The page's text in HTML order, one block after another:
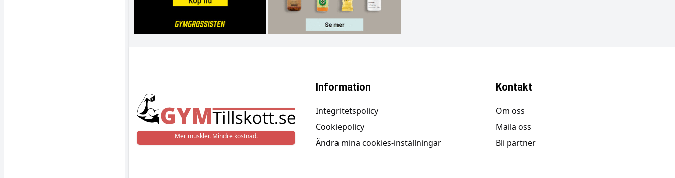
Mer muskler. Mindre kostnad.
Information
Integritetspolicy
Cookiepolicy
Ändra mina cookies-inställningar
Kontakt
Om oss
Maila oss
Bli partner